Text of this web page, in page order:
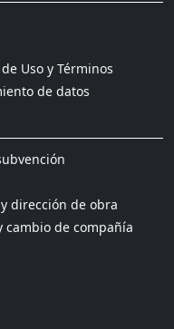
Uso y Términos
de datos
dirección de obra
cambio de compañía